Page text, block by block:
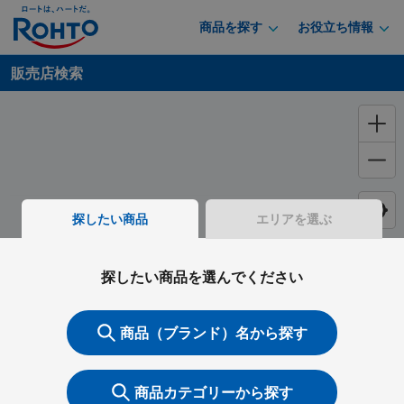
商品を探す お役立ち情報
販売店検索
探したい商品 エリアを選ぶ
探したい商品を選んでください
商品（ブランド）名から探す
商品カテゴリーから探す